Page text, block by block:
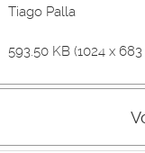
Tiago Palla
593.50 KB (1024 x 683